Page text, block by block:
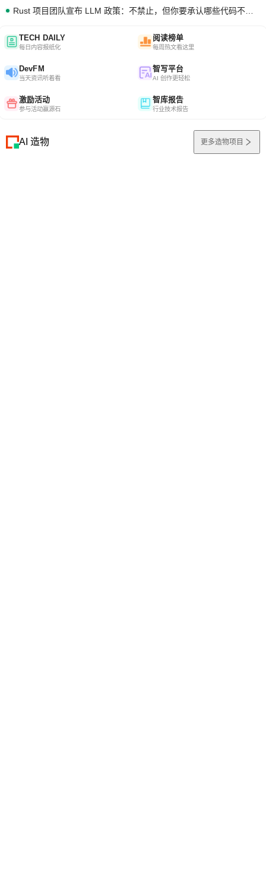
TECH DAILY
每日内容报纸化
阅读榜单
每周热文看这里
DevFM
当天资讯听着看
智写平台
AI 创作更轻松
激励活动
参与活动赢源石
智库报告
行业技术报告
AI 造物 更多造物项目